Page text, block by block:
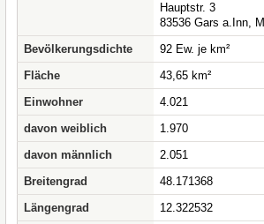
Hauptstr. 3
83536 Gars a.Inn, M
Bevölkerungsdichte
92 Ew. je km²
Fläche
43,65 km²
Einwohner
4.021
davon weiblich
1.970
davon männlich
2.051
Breitengrad
48.171368
Längengrad
12.322532